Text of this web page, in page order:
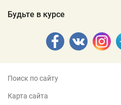
Будьте в курсе
Поиск по сайту
Карта сайта